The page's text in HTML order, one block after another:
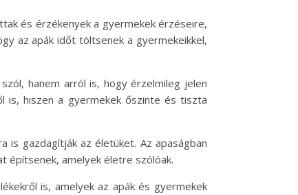
és érzékenyek a gyermekek érzéseire,
az apák időt töltsenek a gyermekeikkel,
hanem arról is, hogy érzelmileg jelen
is, hiszen a gyermekek őszinte és tiszta
is gazdagítják az életüket. Az apaságban
építsenek, amelyek életre szólóak.
is, amelyek az apák és gyermekek